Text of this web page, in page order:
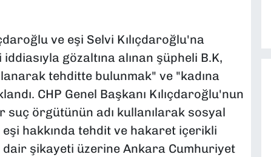
ve eşi Selvi Kılıçdaroğlu'na
gözaltına alınan şüpheli B.K,
tehditte bulunmak" ve "kadına
CHP Genel Başkanı Kılıçdaroğlu'nun
suç örgütünün adı kullanılarak sosyal
hakkında tehdit ve hakaret içerikli
şikayeti üzerine Ankara Cumhuriyet